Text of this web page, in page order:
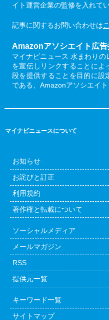
イト運営企業の監修を入れてい
記事に関するお問い合わせは
Amazonアソシエイト広告
マイナビニュース 水まわり
を宣伝しリンクすることによ
段を提供することを目的に設
である、Amazonアソシエイ
マイナビニュースについて
お知らせ
お詫びと訂正
利用規約
著作権と転載について
ソーシャルメディア
メールマガジン
RSS
提供元一覧
キーワード一覧
サイトマップ